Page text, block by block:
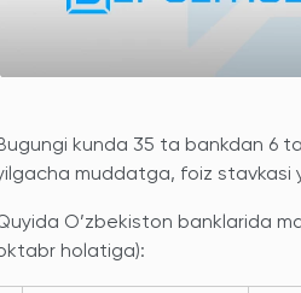
kunda 35 ta bankdan 6
muddatga, foiz stavkasi
O’zbekiston banklarida
holatiga):